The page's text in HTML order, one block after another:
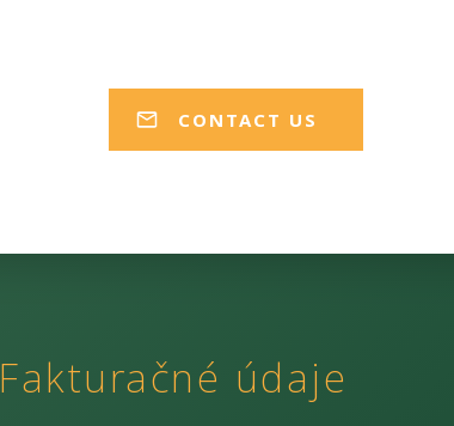
CONTACT US
Fakturačné údaje